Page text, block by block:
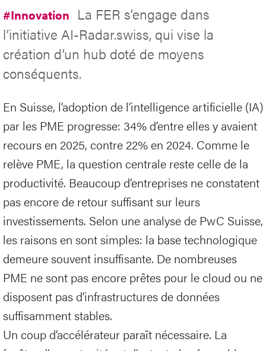
#Innovation La FER s’engage dans
l’initiative AI-Radar.swiss, qui vise la
création d’un hub doté de moyens
conséquents.
En Suisse, l’adoption de l’intelligence artificielle (IA)
par les PME progresse: 34% d’entre elles y avaient
recours en 2025, contre 22% en 2024. Comme le
relève PME, la question centrale reste celle de la
productivité. Beaucoup d’entreprises ne constatent
pas encore de retour suffisant sur leurs
investissements. Selon une analyse de PwC Suisse,
les raisons en sont simples: la base technologique
demeure souvent insuffisante. De nombreuses
PME ne sont pas encore prêtes pour le cloud ou ne
disposent pas d’infrastructures de données
suffisamment stables.
Un coup d’accélérateur paraît nécessaire. La